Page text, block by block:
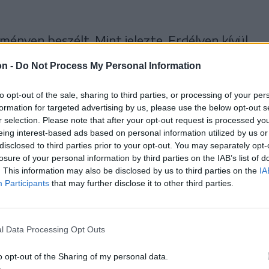
- Do Not Process My Personal Information
opt-out of the sale, sharing to third parties, or processing of your
for targeted advertising by us, please use the below opt-out
selection. Please note that after your opt-out request is processed
interest-based ads based on personal information utilized by us
to third parties prior to your opt-out. You may separately
of your personal information by third parties on the IAB’s list of
This information may also be disclosed by us to third parties on the
Participants that may further disclose it to other third parties.
Data Processing Opt Outs
opt-out of the Sharing of my personal data.
beszélt. Mint jelezte, Erdélyen kívül
és polgármesterjelöltjei, így
ott a szavazókat.
parlamenti választás
egybe esik a
lehet az őszi